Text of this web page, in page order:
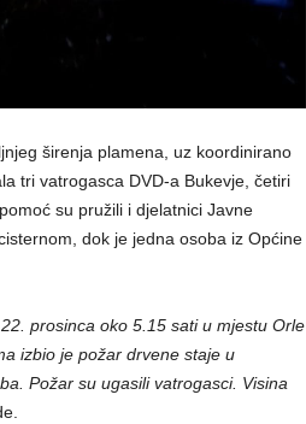
širenja plamena, uz koordinirano
tri vatrogasca DVD-a Bukevje, četiri
su pružili i djelatnici Javne
dok je jedna osoba iz Općine
22. prosinca oko 5.15 sati u mjestu Orle
izbio je požar drvene staje u
Požar su ugasili vatrogasci. Visina